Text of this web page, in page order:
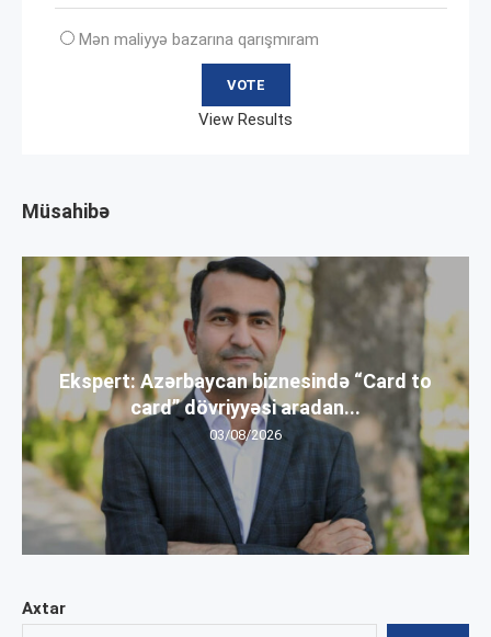
Axtar
Mən maliyyə bazarına qarışmıram
View Results
Müsahibə
Ekspert: Azərbaycan biznesində “Card to
card” dövriyyəsi aradan...
03/08/2026